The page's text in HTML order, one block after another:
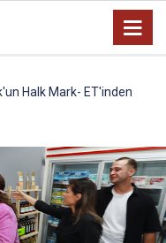
Halk Mark- ET'inden